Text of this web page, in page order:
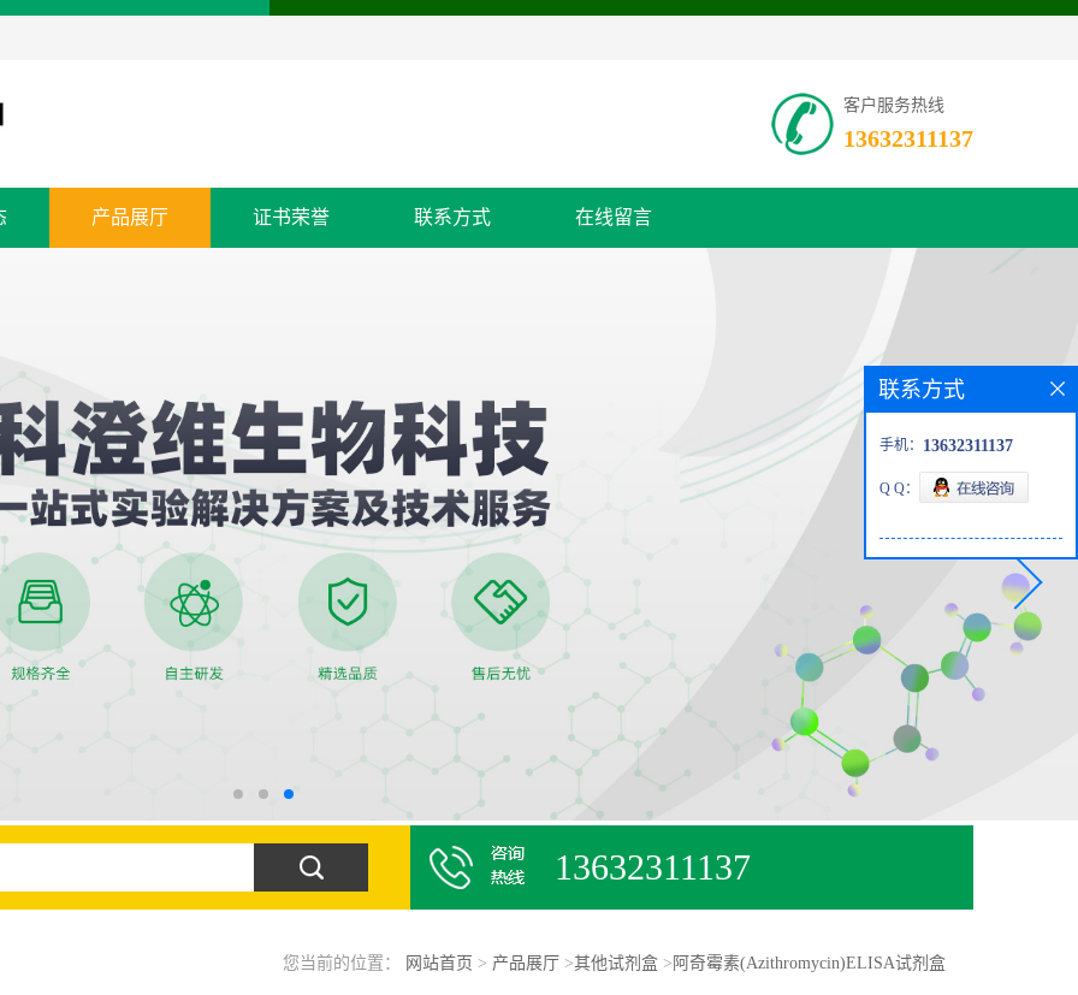
客户服务热线
13632311137
产品展厅 证书荣誉 联系方式 在线留言
13632311137
您当前的位置： 网站首页 > 产品展厅 >其他试剂盒> 阿奇霉素(Azithromycin)ELISA试剂盒
联系方式
手机： 13632311137
Q Q：